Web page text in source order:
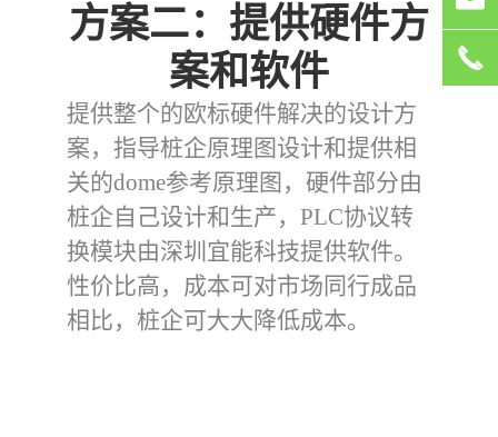
方案二：提供硬件方
案和软件
提供整个的欧标硬件解决的设计方
案，指导桩企原理图设计和提供相
关的dome参考原理图，硬件部分由
桩企自己设计和生产，PLC协议转
换模块由深圳宜能科技提供软件。
性价比高，成本可对市场同行成品
相比，桩企可大大降低成本。